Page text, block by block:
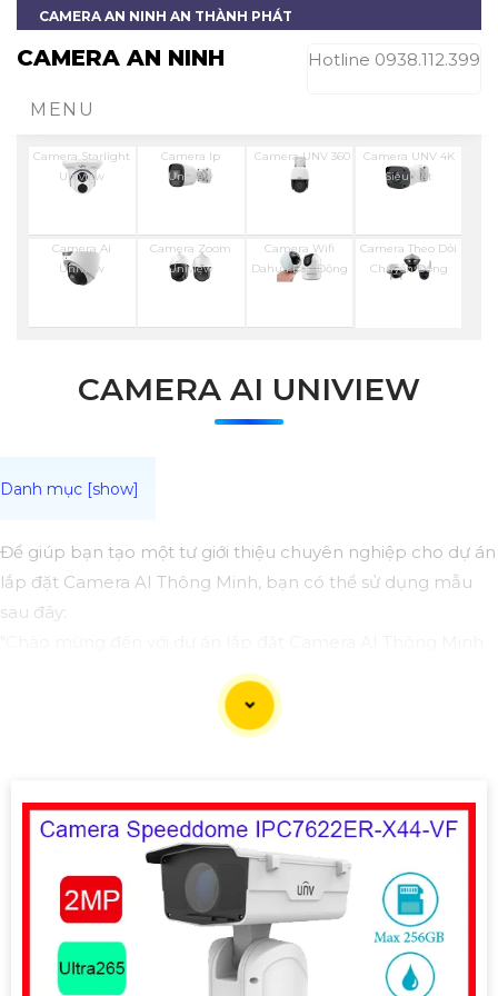
CAMERA AN NINH AN THÀNH PHÁT
CAMERA AN NINH Hotline 0938.112.399
MENU
Camera Starlight
Uniview
Camera Ip
Uniview
Camera UNV 360
Camera UNV 4K
Siêu Nét
Camera Ai
Uniview
Camera Zoom
Uniview
Camera Wifi
Dahua Báo Động
Camera Theo Dỏi
Chuyển Động
CAMERA AI UNIVIEW
Để giúp bạn tạo một tư giới thiệu chuyên nghiệp cho dự án
lắp đặt Camera AI Thông Minh, bạn có thể sử dụng mẫu
sau đây:
chuyên nghiệp của chúng tôi!
Chúng tôi là đội ngũ chuyên gia với nhiều năm kinh nghiệm
trong lĩnh vực công nghệ an ninh và Camera AI. Với sự am
cho dự án của bạn.
Với việc tích hợp công nghệ AI thông minh vào hệ thống
Camera, chúng tôi tự tin việc giám sát và bảo vệ tài sản của
bạn sẽ trở nên hiệu quả hơn bao giờ hết. Hệ thống Camera
AI của chúng An Thành Phát Không chỉ giúp phát hiện các
hành vi đáng ngờ mà còn cung cấp các tính năng thông